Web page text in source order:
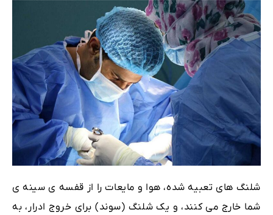
شلنگ های تعبیه شده، هوا و مایعات را از قفسه ی سینه ی
شما خارج می کنند، و یک شلنگ (سوند) برای خروج ادرار، به